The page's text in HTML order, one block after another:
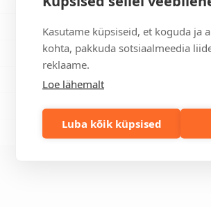
Kasutame küpsiseid, et koguda ja
kohta, pakkuda sotsiaalmeedia
reklaame.
Loe lähemalt
Luba kõik küpsised